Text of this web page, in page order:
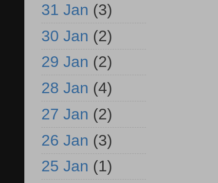
31 Jan (3)
30 Jan (2)
29 Jan (2)
28 Jan (4)
27 Jan (2)
26 Jan (3)
25 Jan (1)